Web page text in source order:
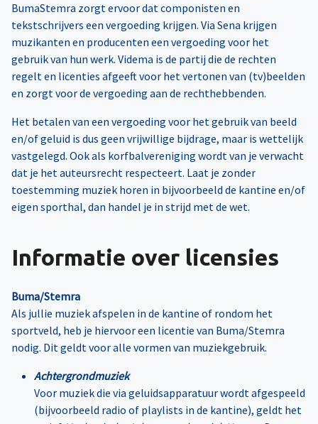
BumaStemra zorgt ervoor dat componisten en
tekstschrijvers een vergoeding krijgen. Via Sena krijgen
muzikanten en producenten een vergoeding voor het
gebruik van hun werk. Videma is de partij die de rechten
regelt en licenties afgeeft voor het vertonen van (tv)beelden
en zorgt voor de vergoeding aan de rechthebbenden.
Het betalen van een vergoeding voor het gebruik van beeld
en/of geluid is dus geen vrijwillige bijdrage, maar is wettelijk
vastgelegd. Ook als korfbalvereniging wordt van je verwacht
dat je het auteursrecht respecteert. Laat je zonder
toestemming muziek horen in bijvoorbeeld de kantine en/of
eigen sporthal, dan handel je in strijd met de wet.
Informatie over licensies
Buma/Stemra
Als jullie muziek afspelen in de kantine of rondom het
sportveld, heb je hiervoor een licentie van Buma/Stemra
nodig. Dit geldt voor alle vormen van muziekgebruik.
Achtergrondmuziek
Voor muziek die via geluidsapparatuur wordt afgespeeld
(bijvoorbeeld radio of playlists in de kantine), geldt het